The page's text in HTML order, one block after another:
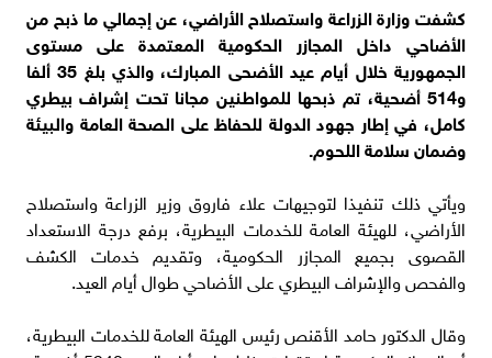
كشفت وزارة الزراعة واستصلاح الأراضي، عن إجمالي ما ذبح من
الأضاحي داخل المجازر الحكومية المعتمدة على مستوى
الجمهورية خلال أيام عيد الأضحى المبارك، والذي بلغ 35 ألفا
و514 أضحية، تم ذبحها للمواطنين مجانا تحت إشراف بيطري
كامل، في إطار جهود الدولة للحفاظ على الصحة العامة والبيئة
وضمان سلامة اللحوم.
ويأتي ذلك تنفيذا لتوجيهات علاء فاروق وزير الزراعة واستصلاح
الأراضي، للهيئة العامة للخدمات البيطرية، برفع درجة الاستعداد
القصوى بجميع المجازر الحكومية، وتقديم خدمات الكشف
والفحص والإشراف البيطري على الأضاحي طوال أيام العيد.
وقال الدكتور حامد الأقنص رئيس الهيئة العامة للخدمات البيطرية،